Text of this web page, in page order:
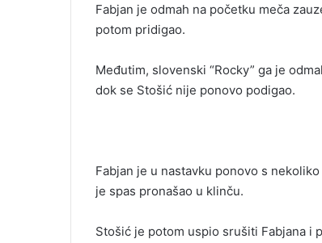
l
Fabjan je odmah na početku meča
potom pridigao.
Međutim, slovenski “Rocky” ga je
dok se Stošić nije ponovo podigao.
Fabjan je u nastavku ponovo s
je spas pronašao u klinču.
Stošić je potom uspio srušiti Fabjana